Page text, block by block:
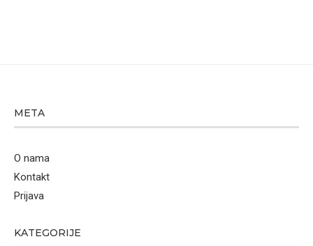
META
O nama
Kontakt
Prijava
KATEGORIJE